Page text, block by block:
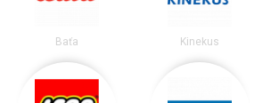
Baťa Kinekus